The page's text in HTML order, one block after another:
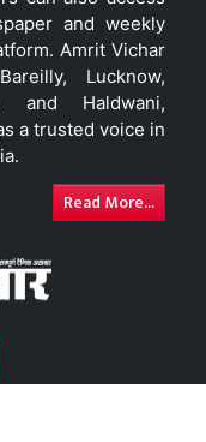
and weekly
Amrit Vichar
Lucknow,
and Haldwani,
a trusted voice in
Read More...